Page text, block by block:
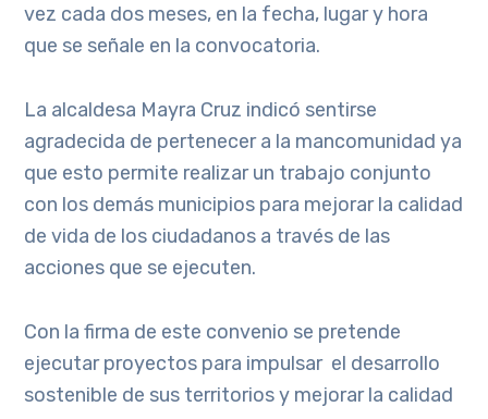
vez cada dos meses, en la fecha, lugar y hora
que se señale en la convocatoria.
La alcaldesa Mayra Cruz indicó sentirse
agradecida de pertenecer a la mancomunidad ya
que esto permite realizar un trabajo conjunto
con los demás municipios para mejorar la calidad
de vida de los ciudadanos a través de las
acciones que se ejecuten.
Con la firma de este convenio se pretende
ejecutar proyectos para impulsar el desarrollo
sostenible de sus territorios y mejorar la calidad